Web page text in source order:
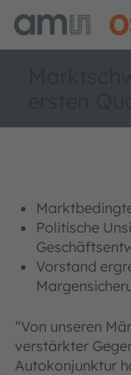
Politische
Vorstand
“Von unseren
verstärkter
Autokonjunktur